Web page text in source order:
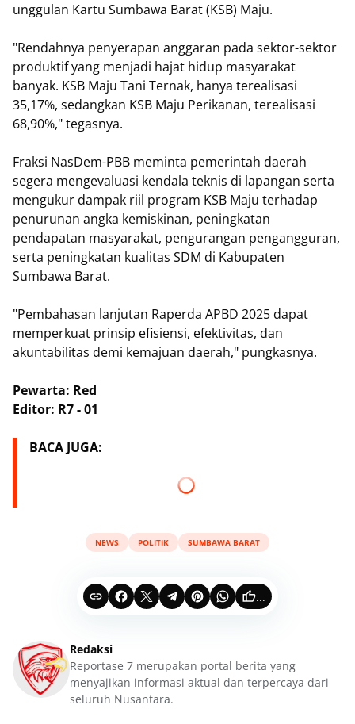
unggulan Kartu Sumbawa Barat (KSB) Maju.
"Rendahnya penyerapan anggaran pada sektor-sektor
produktif yang menjadi hajat hidup masyarakat
banyak. ​KSB Maju Tani Ternak, hanya terealisasi
35,17%, sedangkan ​KSB Maju Perikanan, terealisasi
68,90%," tegasnya.
​Fraksi NasDem-PBB meminta pemerintah daerah
segera mengevaluasi kendala teknis di lapangan serta
mengukur dampak riil program KSB Maju terhadap
penurunan angka kemiskinan, peningkatan
pendapatan masyarakat, pengurangan pengangguran,
serta peningkatan kualitas SDM di Kabupaten
Sumbawa Barat.
"Pembahasan lanjutan Raperda APBD 2025 dapat
memperkuat prinsip efisiensi, efektivitas, dan
akuntabilitas demi kemajuan daerah," pungkasnya.
Pewarta: Red
Editor: R7 - 01
BACA JUGA:
NEWS POLITIK SUMBAWA BARAT
...
Redaksi
Reportase 7 merupakan portal berita yang
menyajikan informasi aktual dan terpercaya dari
seluruh Nusantara.